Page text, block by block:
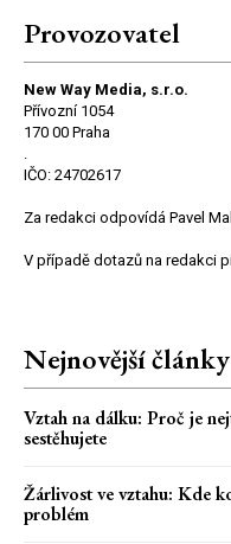
Provozovatel
New Way Media, s.r.o.
Přívozní 1054
170 00 Praha
.
IČO: 24702617
Za redakci odpovídá Pavel
V případě dotazů na redakci
Nejnovější články
Vztah na dálku: Proč je
sestěhujete
Žárlivost ve vztahu: Kde
problém